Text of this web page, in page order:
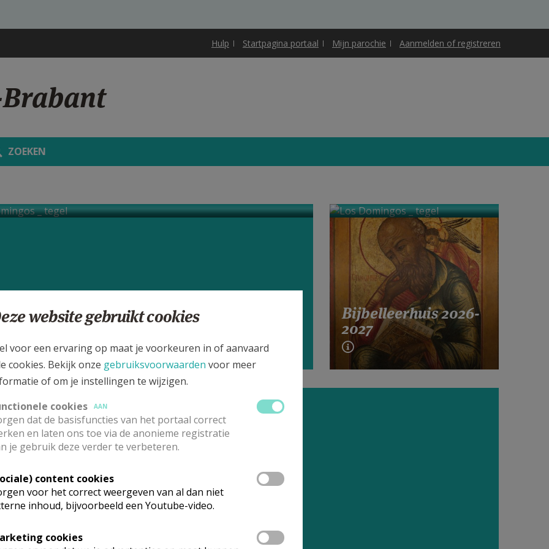
Hulp Startpagina portaal Mijn parochie Aanmelden of registreren
Brabant
ZOEKEN
Los Domingos
CCV VLAAMS-BRABANT
Bijbelleerhuis 2026-
2027
waard!
website gebruikt cookies
voor een ervaring op maat je voorkeuren in of aanvaard
cookies. Bekijk onze gebruiksvoorwaarden voor meer
of om je instellingen te wijzigen.
cookies
AAN
dat de basisfuncties van het portaal correct
en laten ons toe via de anonieme registratie
je gebruik deze verder te verbeteren.
content cookies
voor het correct weergeven van al dan niet
inhoud, bijvoorbeeld een Youtube-video.
cookies